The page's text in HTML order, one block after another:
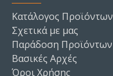
Κατάλογος Προϊόντων
Σχετικά με μας
Παράδοση Προϊόντων
Βασικές Αρχές
Όροι Χρήσης